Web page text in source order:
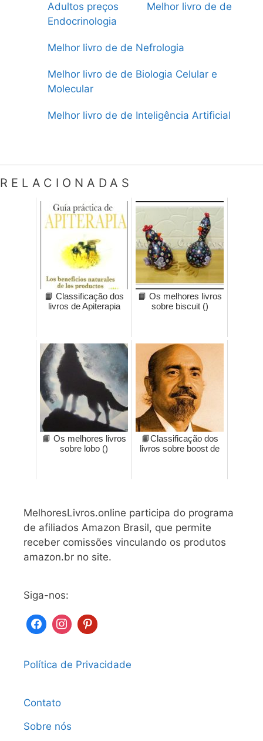
Adultos preços
Melhor livro de de
Endocrinologia
Melhor livro de de Nefrologia
Melhor livro de de Biologia Celular e
Molecular
Melhor livro de de Inteligência Artificial
RELACIONADAS
📙 Classificação dos
livros de Apiterapia
📙 Os melhores livros
sobre biscuit ()
📙 Os melhores livros
sobre lobo ()
📙Classificação dos
livros sobre boost de
MelhoresLivros.online participa do programa
de afiliados Amazon Brasil, que permite
receber comissões vinculando os produtos
amazon.br no site.
Siga-nos:
Política de Privacidade
Contato
Sobre nós